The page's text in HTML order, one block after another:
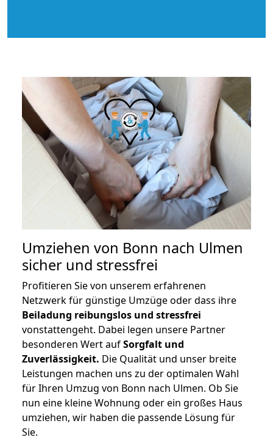
Umziehen von Bonn nach Ulmen
sicher und stressfrei
Profitieren Sie von unserem erfahrenen
Netzwerk für günstige Umzüge oder dass ihre
Beiladung reibungslos und stressfrei
vonstattengeht. Dabei legen unsere Partner
besonderen Wert aufSorgfalt und
Zuverlässigkeit. Die Qualität und unser breite
Leistungen machen uns zu der optimalen Wahl
für Ihren Umzug von Bonn nach Ulmen. Ob Sie
nun eine kleine Wohnung oder ein großes Haus
umziehen, wir haben die passende Lösung für
Sie.